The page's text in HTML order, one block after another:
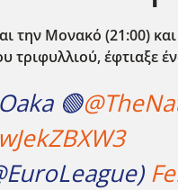
την Μονακό (21:00)
έφτιαξε
🟢